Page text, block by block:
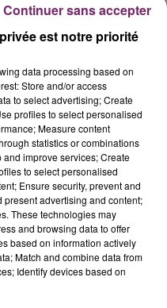
éphémère
!
est notre priorité
data processing based on
Store and/or access
to select advertising; Create
profiles to select personalised
Measure content
statistics or combinations
improve services; Create
to select personalised
Ensure security, prevent and
present advertising and content;
These technologies may
and browsing data to offer
based on information actively
Match and combine data from
Identify devices based on
Continuer sans accepter